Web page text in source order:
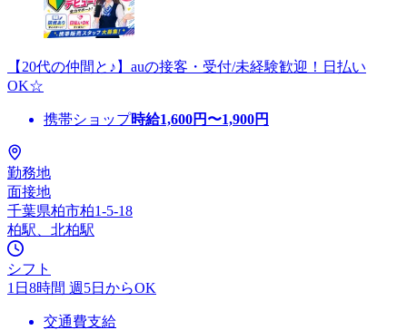
【20代の仲間と♪】auの接客・受付/未経験歓迎！日払い
OK☆
携帯ショップ時給1,600円〜1,900円
勤務地
面接地
千葉県柏市柏1-5-18
柏駅、北柏駅
シフト
1日8時間 週5日からOK
交通費支給